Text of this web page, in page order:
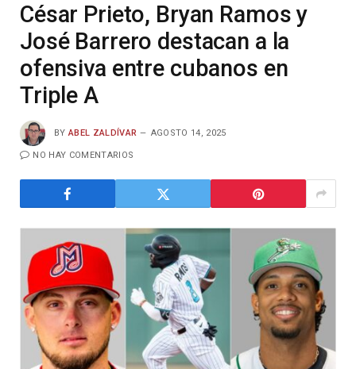
César Prieto, Bryan Ramos y
José Barrero destacan a la
ofensiva entre cubanos en
Triple A
BY ABEL ZALDÍVAR AGOSTO 14, 2025
NO HAY COMENTARIOS